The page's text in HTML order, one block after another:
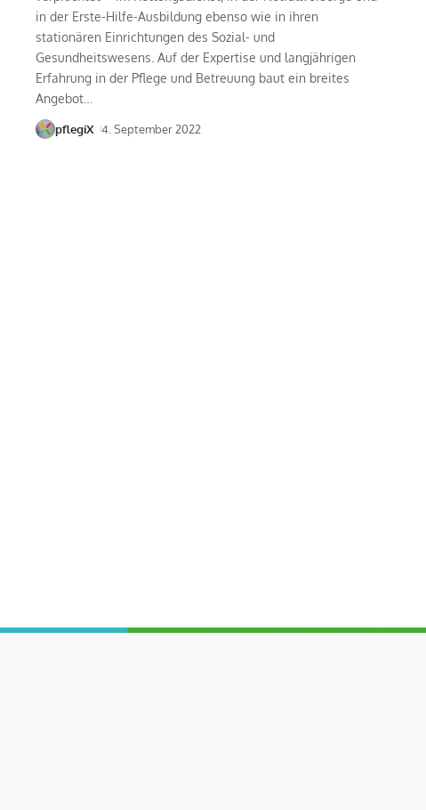
in der Erste-Hilfe-Ausbildung ebenso wie in ihren
stationären Einrichtungen des Sozial- und
Gesundheitswesens. Auf der Expertise und langjährigen
Erfahrung in der Pflege und Betreuung baut ein breites
Angebot
pflegiX 4. September 2022